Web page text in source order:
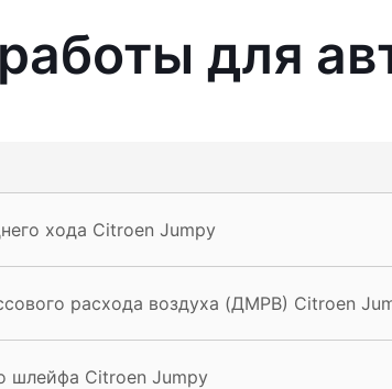
для
хода Citroen Jumpy
расхода воздуха (ДМРВ) Citroen
шлейфа Citroen Jumpy